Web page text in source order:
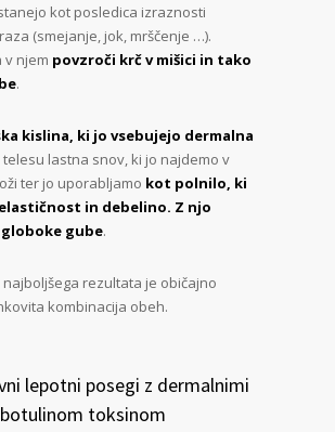
kot posledica izraznosti
(smejanje, jok, mrščenje …).
v njem povzroči krč v mišici in tako
.
kislina, ki jo vsebujejo dermalna
telesu lastna snov, ki jo najdemo v
ter jo uporabljamo kot polnilo, ki
in debelino. Z njo
gube.
najboljšega rezultata je običajno
kombinacija obeh.
lepotni posegi z dermalnimi
toksinom